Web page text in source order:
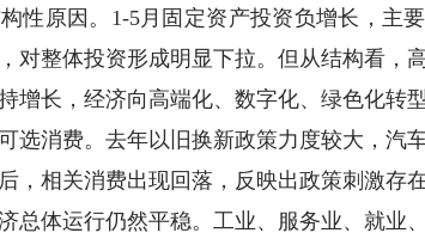
性原因。1-5月固定资产投资负增长，主
对整体投资形成明显下拉。但从结构看，
增长，经济向高端化、数字化、绿色化转
选消费。去年以旧换新政策力度较大，汽
，相关消费出现回落，反映出政策刺激存
总体运行仍然平稳。工业、服务业、就业